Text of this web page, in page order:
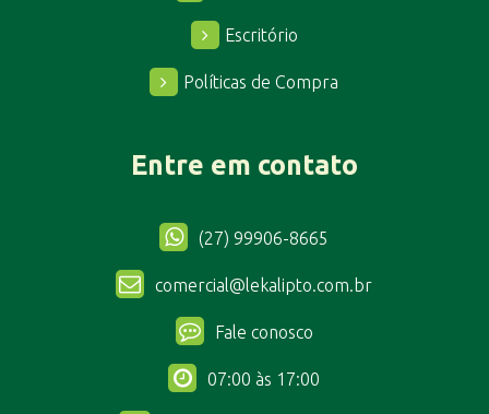
Escritório
Políticas de Compra
Entre em contato
(27) 99906-8665
comercial@lekalipto.com.br
Fale conosco
07:00 às 17:00